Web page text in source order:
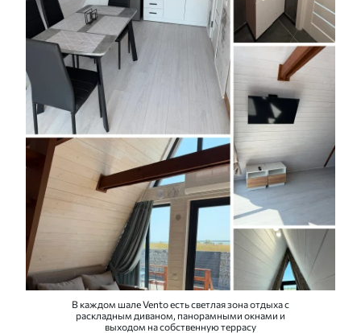
В каждом шале Vento есть светлая зона отдыха с
раскладным диваном, панорамными окнами и
выходом на собственную террасу